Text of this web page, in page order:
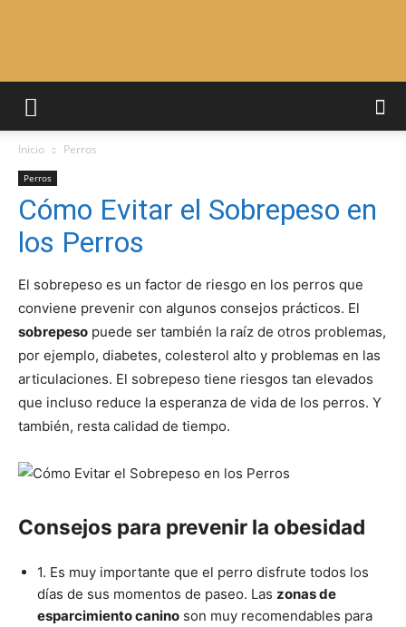
Adiestrar
Razas
de
–
Inicio Perros
Perros
Cómo Evitar el Sobrepeso en
los Perros
El sobrepeso es un factor de riesgo en los perros que
conviene prevenir con algunos consejos prácticos. El
sobrepeso puede ser también la raíz de otros problemas,
por ejemplo, diabetes, colesterol alto y problemas en las
articulaciones. El sobrepeso tiene riesgos tan elevados
que incluso reduce la esperanza de vida de los perros. Y
también, resta calidad de tiempo.
Consejos para prevenir la obesidad
1. Es muy importante que el perro disfrute todos los
días de sus momentos de paseo. Las zonas de
esparcimiento canino son muy recomendables para